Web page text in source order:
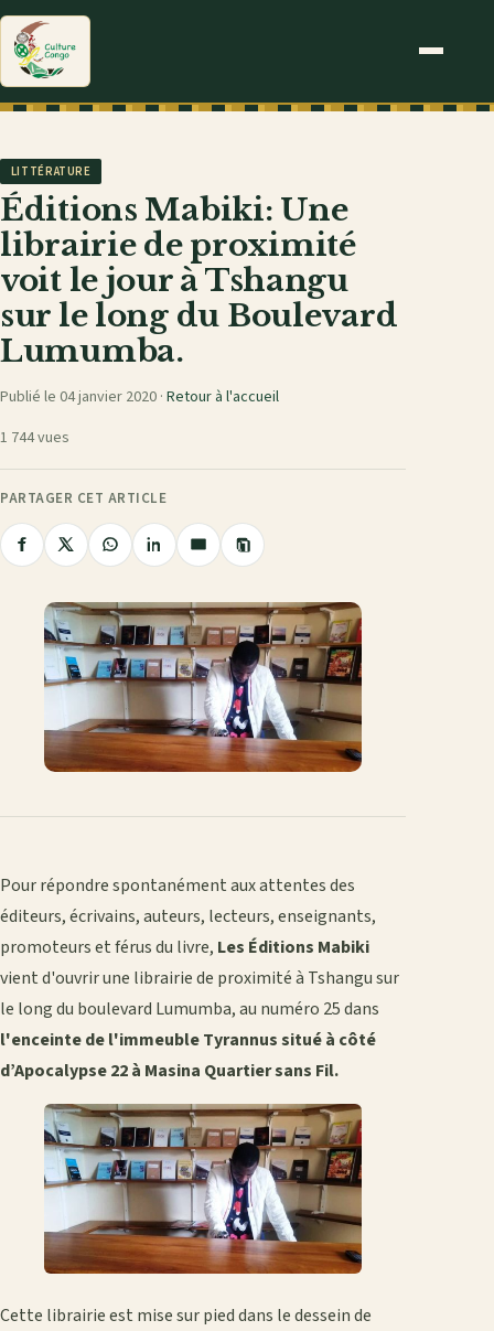
LITTÉRATURE
Éditions Mabiki: Une
librairie de proximité
voit le jour à Tshangu
sur le long du Boulevard
Lumumba.
Publié le 04 janvier 2020 · Retour à l'accueil
1 744 vues
PARTAGER CET ARTICLE
Partager
Facebook
Partager
X
Partager
WhatsApp
Partager
LinkedIn
Partager
e-
mail
Copier
le
Pour répondre spontanément aux attentes des
éditeurs, écrivains, auteurs, lecteurs, enseignants,
promoteurs et férus du livre, Les Éditions Mabiki
vient d'ouvrir une librairie de proximité à Tshangu sur
le long du boulevard Lumumba, au numéro 25 dans
l'enceinte de l'immeuble Tyrannus situé à côté
d’Apocalypse 22 à Masina Quartier sans Fil.
Cette librairie est mise sur pied dans le dessein de